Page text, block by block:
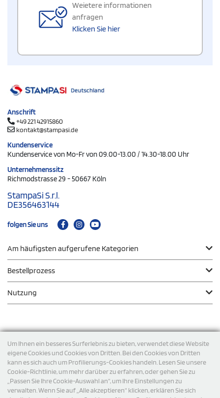
Um Ihnen ein besseres Surferlebnis zu bieten, verwendet diese Website
eigene Cookies und Cookies von Dritten. Bei den Cookies von Dritten
kann es sich auch um Profilierungs-Cookies handeln. Lesen Sie unsere
Cookie-Richtlinie, um mehr darüber zu erfahren, oder gehen Sie zu
„Passen Sie Ihre Cookie-Auswahl an“, um Ihre Einstellungen zu
verwalten. Wenn Sie auf „Alle akzeptieren“ klicken, erklären Sie sich
Weietere informationen
anfragen
Klicken Sie hier
Anschrift
+49 221 42915860
kontakt@stampasi.de
Kundenservice
Kundenservice von Mo-Fr von 09.00-13.00 / 14.30-18.00 Uhr
Unternehmenssitz
Richmodstrasse 29 - 50667 Köln
StampaSi S.r.l.
DE356463144
folgen Sie uns
Am häufigsten aufgerufene Kategorien
Bestellprozess
Nutzung
Versand